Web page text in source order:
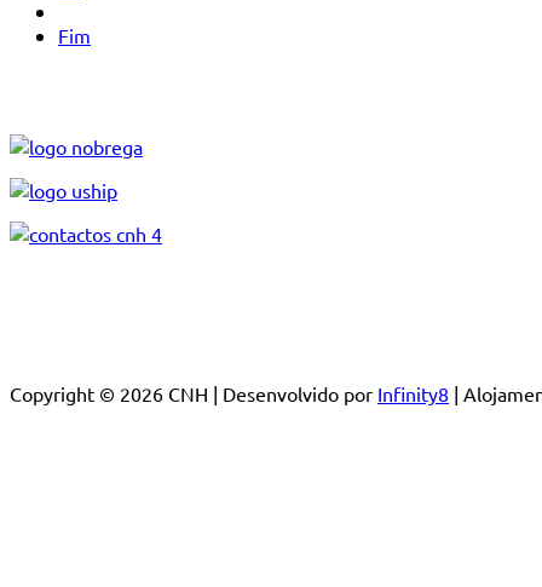
Fim
Copyright © 2026 CNH | Desenvolvido por Infinity8 |